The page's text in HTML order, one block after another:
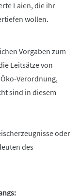
Laien, die ihr
wollen.
Vorgaben zum
Leitsätze von
Verordnung,
sind in diesem
oder
des